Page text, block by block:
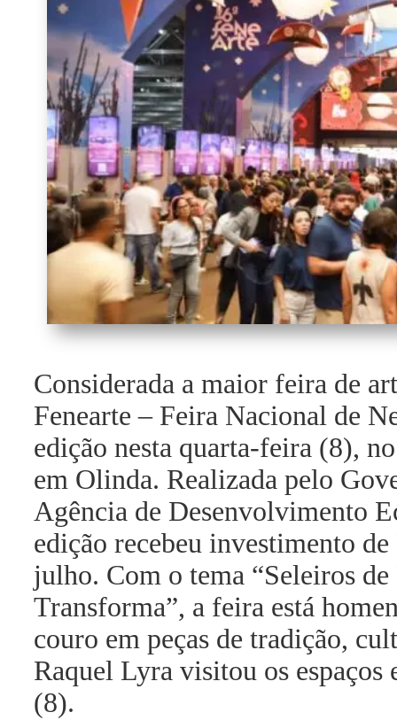
Considerada a maior feira de
Fenearte – Feira Nacional de
edição nesta quarta-feira (8),
em Olinda. Realizada pelo
Agência de Desenvolvimento
edição recebeu investimento
julho. Com o tema “Seleiros
Transforma”, a feira está
couro em peças de tradição,
Raquel Lyra visitou os espaços
(8).